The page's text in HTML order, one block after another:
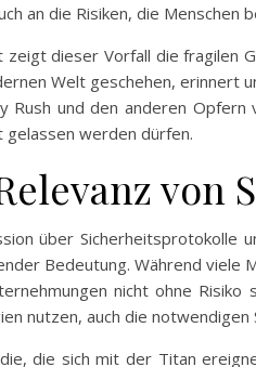
an die Risiken, die
zeigt dieser Vorfall die fragilen
Welt geschehen, erinnert
Rush und den anderen
gelassen werden dürfen.
über
Bedeutung. Während viele
nicht ohne
nutzen, auch die
die sich mit der Titan